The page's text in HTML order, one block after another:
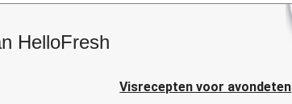
HelloFresh
Visrecepten voor avondeten